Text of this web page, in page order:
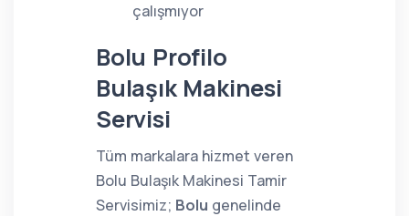
çalışmıyor
Bolu Profilo
Bulaşık Makinesi
Servisi
Tüm markalara hizmet veren
Bolu Bulaşık Makinesi Tamir
Servisimiz; Bolu genelinde